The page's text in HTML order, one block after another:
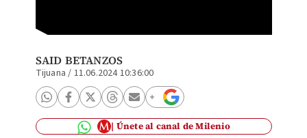
SAID BETANZOS
Tijuana / 11.06.2024 10:36:00
Únete al canal de Milenio